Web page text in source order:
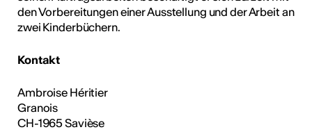
den Vorbereitungen einer Ausstellung und der Arbeit an
zwei Kinderbüchern.
Kontakt
Ambroise Héritier
Granois
CH-1965 Savièse